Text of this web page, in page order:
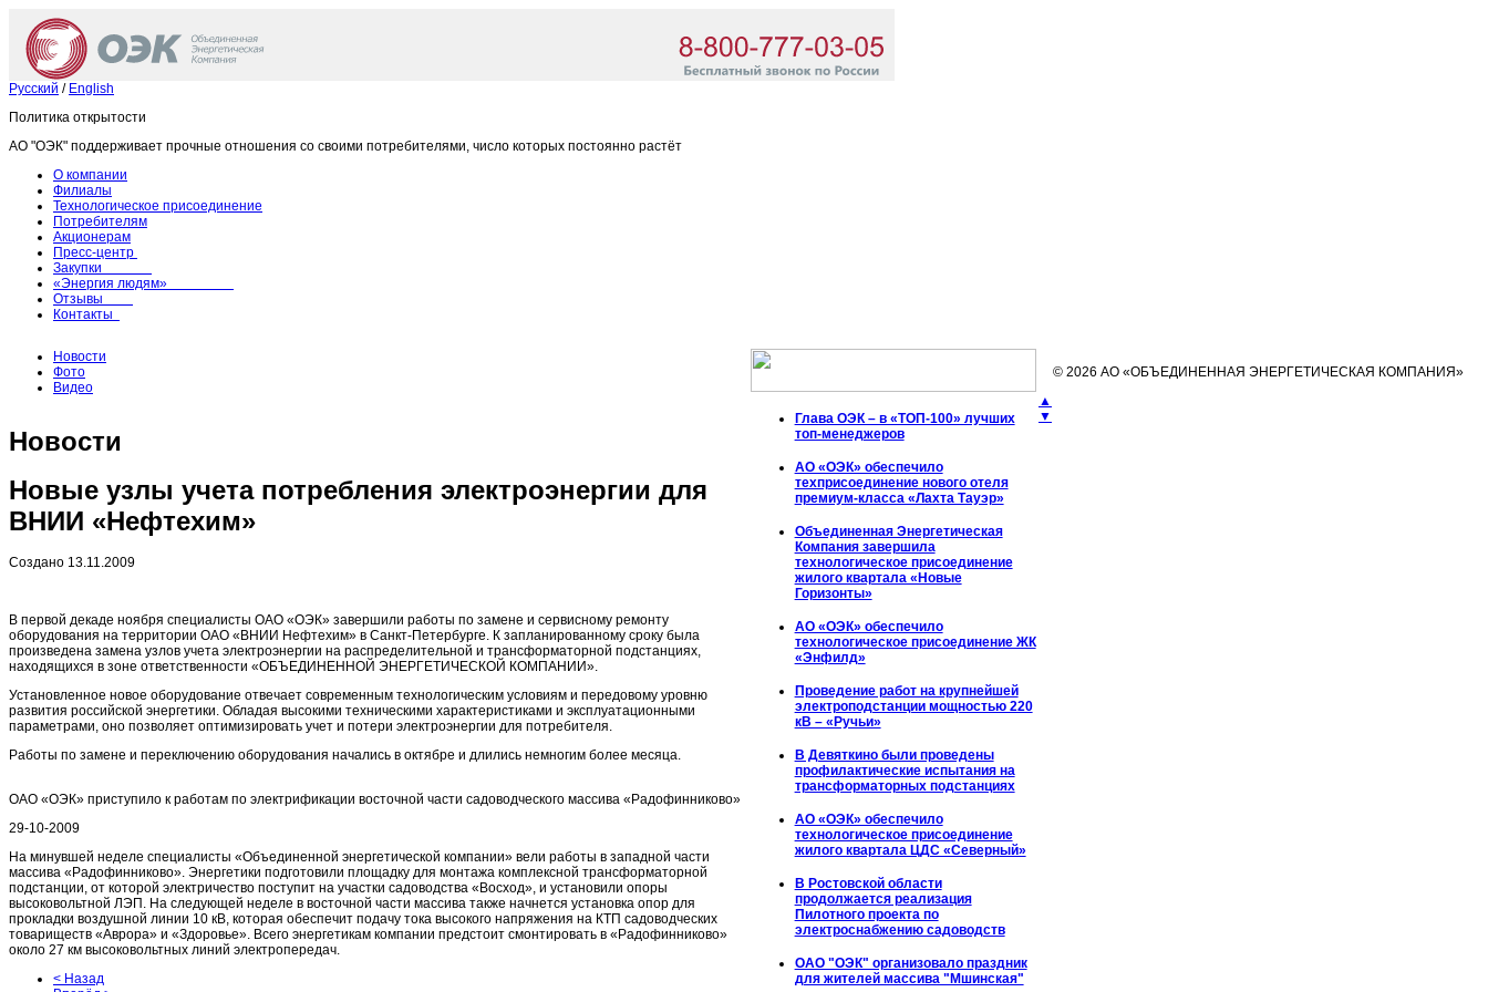
Русский / English
Политика открытости
АО "ОЭК" поддерживает прочные отношения со своими потребителями, число которых постоянно растёт
О компании
Филиалы
Технологическое присоединение
Потребителям
Акционерам
Пресс-центр
Закупки
«Энергия людям»
Отзывы
Контакты
Новости
Фото
Видео
Новости
Новые узлы учета потребления электроэнергии для
ВНИИ «Нефтехим»
Создано 13.11.2009
В первой декаде ноября специалисты ОАО «ОЭК» завершили работы по замене и сервисному ремонту
оборудования на территории ОАО «ВНИИ Нефтехим» в Санкт-Петербурге. К запланированному сроку была
произведена замена узлов учета электроэнергии на распределительной и трансформаторной подстанциях,
находящихся в зоне ответственности «ОБЪЕДИНЕННОЙ ЭНЕРГЕТИЧЕСКОЙ КОМПАНИИ».
Установленное новое оборудование отвечает современным технологическим условиям и передовому уровню
развития российской энергетики. Обладая высокими техническими характеристиками и эксплуатационными
параметрами, оно позволяет оптимизировать учет и потери электроэнергии для потребителя.
Работы по замене и переключению оборудования начались в октябре и длились немногим более месяца.
ОАО «ОЭК» приступило к работам по электрификации восточной части садоводческого массива «Радофинниково»
29-10-2009
На минувшей неделе специалисты «Объединенной энергетической компании» вели работы в западной части
массива «Радофинниково». Энергетики подготовили площадку для монтажа комплексной трансформаторной
подстанции, от которой электричество поступит на участки садоводства «Восход», и установили опоры
высоковольтной ЛЭП. На следующей неделе в восточной части массива также начнется установка опор для
прокладки воздушной линии 10 кВ, которая обеспечит подачу тока высокого напряжения на КТП садоводческих
товариществ «Аврора» и «Здоровье». Всего энергетикам компании предстоит смонтировать в «Радофинниково»
около 27 км высоковольтных линий электропередач.
< Назад
Глава ОЭК – в «ТОП-100» лучших
топ-менеджеров
АО «ОЭК» обеспечило
техприсоединение нового отеля
премиум-класса «Лахта Тауэр»
Объединенная Энергетическая
Компания завершила
технологическое присоединение
жилого квартала «Новые
Горизонты»
АО «ОЭК» обеспечило
технологическое присоединение ЖК
«Энфилд»
Проведение работ на крупнейшей
электроподстанции мощностью 220
кВ – «Ручьи»
В Девяткино были проведены
профилактические испытания на
трансформаторных подстанциях
АО «ОЭК» обеспечило
технологическое присоединение
жилого квартала ЦДС «Северный»
В Ростовской области
продолжается реализация
Пилотного проекта по
электроснабжению садоводств
ОАО "ОЭК" организовало праздник
для жителей массива "Мшинская"
© 2026 АО «ОБЪЕДИНЕННАЯ ЭНЕРГЕТИЧЕСКАЯ КОМПАНИЯ»
▲
▼